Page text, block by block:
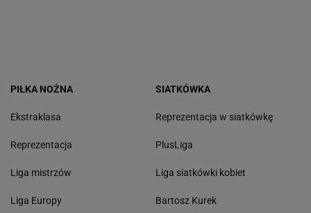
PIŁKA NOŻNA
Ekstraklasa
Reprezentacja
Liga mistrzów
Liga Europy
SIATKÓWKA
Reprezentacja w siatkówkę
PlusLiga
Liga siatkówki kobiet
Bartosz Kurek